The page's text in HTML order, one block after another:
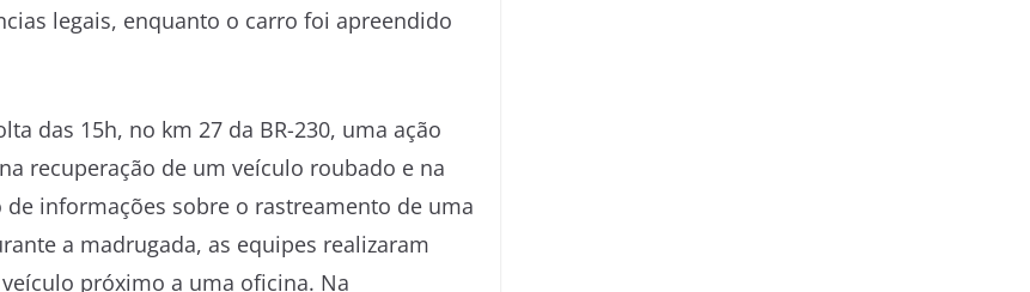
legais, enquanto o carro foi apreendido
das 15h, no km 27 da BR-230, uma ação
recuperação de um veículo roubado e na
informações sobre o rastreamento de uma
a madrugada, as equipes realizaram
próximo a uma oficina. Na